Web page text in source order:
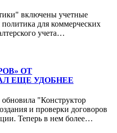
включены учетные
для коммерческих
учета…
ОТ
ЕЩЕ УДОБНЕЕ
"Конструктор
и проверки договоров
Теперь в нем более…